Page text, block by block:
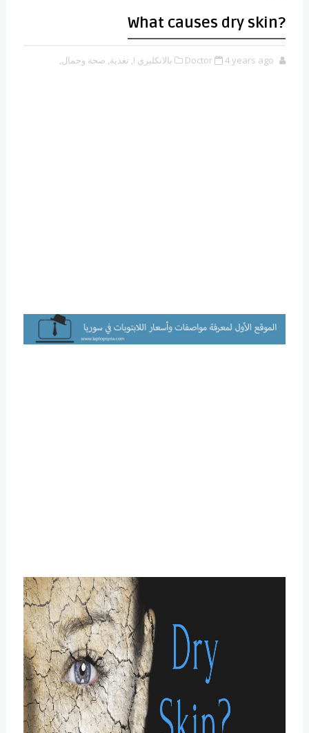
?What causes dry skin
Doctor 4 years ago بالانكليزي !, تغذية, صحة وجمال,